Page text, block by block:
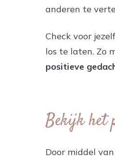
anderen te
Check voor
los te laten. Zo
positieve
Bekijk het
Door middel van